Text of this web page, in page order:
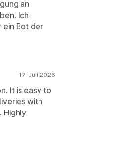
an
Ich
ein Bot der
17. Juli 2026
It is easy to
with
Highly